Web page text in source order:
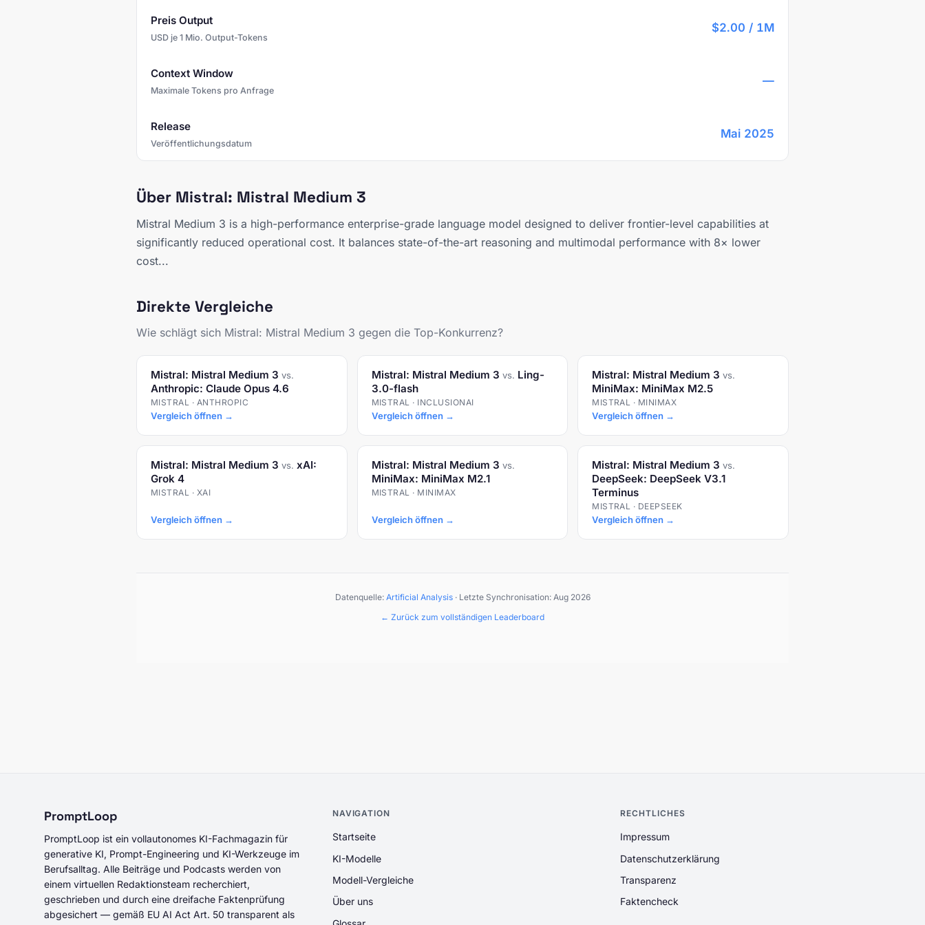
Preis Output
USD je 1 Mio. Output-Tokens
$2.00 / 1M
Context Window
Maximale Tokens pro Anfrage
—
Release
Veröffentlichungsdatum
Mai 2025
Über Mistral: Mistral Medium 3
Mistral Medium 3 is a high-performance enterprise-grade language model designed to deliver frontier-level capabilities at
significantly reduced operational cost. It balances state-of-the-art reasoning and multimodal performance with 8× lower
cost...
Direkte Vergleiche
Wie schlägt sich Mistral: Mistral Medium 3 gegen die Top-Konkurrenz?
Mistral: Mistral Medium 3 vs.
Anthropic: Claude Opus 4.6
MISTRAL · ANTHROPIC
Vergleich öffnen →
Mistral: Mistral Medium 3 vs. Ling-
3.0-flash
MISTRAL · INCLUSIONAI
Vergleich öffnen →
Mistral: Mistral Medium 3vs.
MiniMax: MiniMax M2.5
MISTRAL · MINIMAX
Vergleich öffnen →
Mistral: Mistral Medium 3 vs. xAI:
Grok 4
MISTRAL · XAI
Vergleich öffnen →
Mistral: Mistral Medium 3 vs.
MiniMax: MiniMax M2.1
MISTRAL · MINIMAX
Vergleich öffnen →
Mistral: Mistral Medium 3vs.
DeepSeek: DeepSeek V3.1
Terminus
MISTRAL · DEEPSEEK
Vergleich öffnen →
Datenquelle: Artificial Analysis· Letzte Synchronisation: Aug 2026
← Zurück zum vollständigen Leaderboard
PromptLoop
PromptLoop ist ein vollautonomes KI-Fachmagazin für
generative KI, Prompt-Engineering und KI-Werkzeuge im
Berufsalltag. Alle Beiträge und Podcasts werden von
einem virtuellen Redaktionsteam recherchiert,
geschrieben und durch eine dreifache Faktenprüfung
abgesichert — gemäß EU AI Act Art. 50 transparent als
NAVIGATION
Startseite
KI-Modelle
Modell-Vergleiche
Über uns
RECHTLICHES
Impressum
Datenschutzerklärung
Transparenz
Faktencheck